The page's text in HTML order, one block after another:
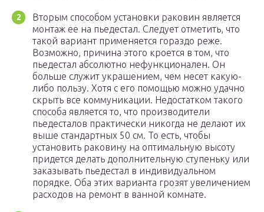
Вторым способом установки раковин является
монтаж ее на пьедестал. Следует отметить, что
такой вариант применяется гораздо реже.
Возможно, причина этого кроется в том, что
пьедестал абсолютно нефункционален. Он
больше служит украшением, чем несет какую-
либо пользу. Хотя с его помощью можно удачно
скрыть все коммуникации. Недостатком такого
способа является то, что производители
пьедесталов практически никогда не делают их
выше стандартных 50 см. То есть, чтобы
установить раковину на оптимальную высоту
придется делать дополнительную ступеньку или
заказывать пьедестал в индивидуальном
порядке. Оба этих варианта грозят увеличением
расходов на ремонт в ванной комнате.